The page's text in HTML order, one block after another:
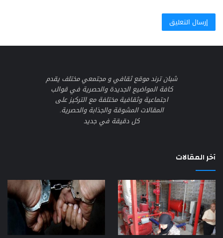
شبان ترند موقع ثقافي و مجتمعي مختلف يقدم
كافة المواضيع الجديدة والحصرية في قوالب
اجتماعية وثقافية مختلفة مع التركيز على
المقالات المشوقة والجذابة والحصرية.
كل دقيقة في جديد
آخر المقالات